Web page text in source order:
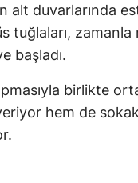
alt duvarlarında
tuğlaları,
başladı.
birlikte
hem de